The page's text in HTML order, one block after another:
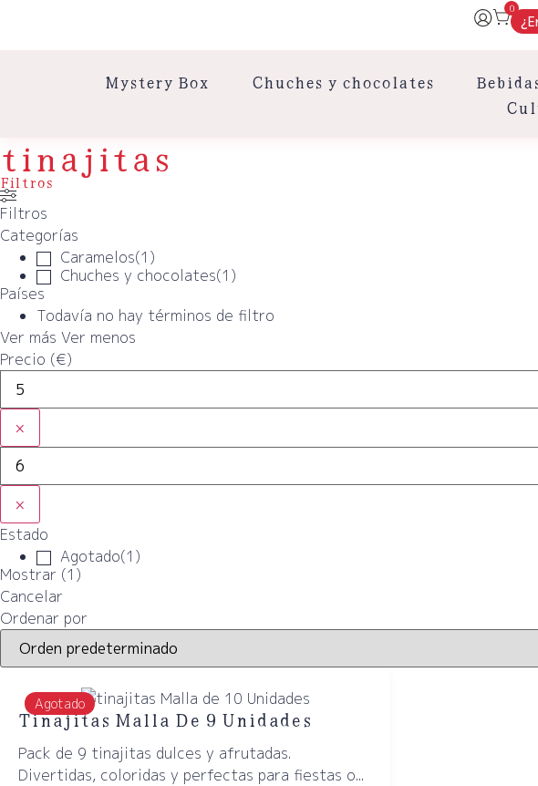
0
Mystery Box Chuches y chocolates
tinajitas
Filtros
Filtros
Categorías
Caramelos(1 )
Chuches y chocolates(1 )
Países
Todavía no hay términos de filtro
Ver más Ver menos
Precio (€)
×
×
Estado
Agotado(1 )
Mostrar (1 )
Cancelar
Ordenar por
Agotado
Tinajitas Malla De 9 Unidades
Pack de 9 tinajitas dulces y afrutadas.
Divertidas, coloridas y perfectas para fiestas o...